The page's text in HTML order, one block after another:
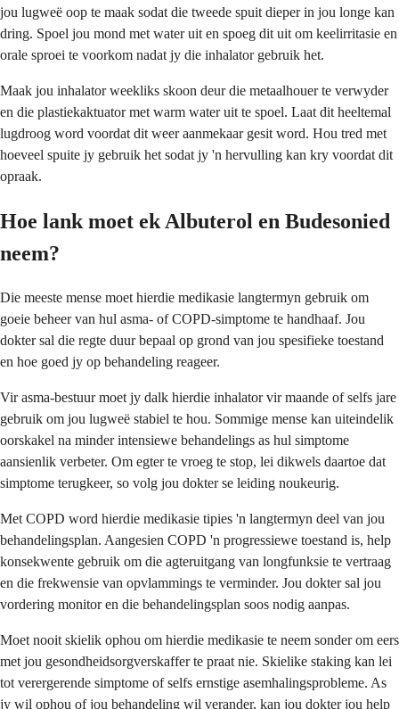
jou lugweë oop te maak sodat die tweede spuit dieper in jou longe kan
dring. Spoel jou mond met water uit en spoeg dit uit om keelirritasie en
orale sproei te voorkom nadat jy die inhalator gebruik het.
Maak jou inhalator weekliks skoon deur die metaalhouer te verwyder
en die plastiekaktuator met warm water uit te spoel. Laat dit heeltemal
lugdroog word voordat dit weer aanmekaar gesit word. Hou tred met
hoeveel spuite jy gebruik het sodat jy 'n hervulling kan kry voordat dit
opraak.
Hoe lank moet ek Albuterol en Budesonied
neem?
Die meeste mense moet hierdie medikasie langtermyn gebruik om
goeie beheer van hul asma- of COPD-simptome te handhaaf. Jou
dokter sal die regte duur bepaal op grond van jou spesifieke toestand
en hoe goed jy op behandeling reageer.
Vir asma-bestuur moet jy dalk hierdie inhalator vir maande of selfs jare
gebruik om jou lugweë stabiel te hou. Sommige mense kan uiteindelik
oorskakel na minder intensiewe behandelings as hul simptome
aansienlik verbeter. Om egter te vroeg te stop, lei dikwels daartoe dat
simptome terugkeer, so volg jou dokter se leiding noukeurig.
Met COPD word hierdie medikasie tipies 'n langtermyn deel van jou
behandelingsplan. Aangesien COPD 'n progressiewe toestand is, help
konsekwente gebruik om die agteruitgang van longfunksie te vertraag
en die frekwensie van opvlammings te verminder. Jou dokter sal jou
vordering monitor en die behandelingsplan soos nodig aanpas.
Moet nooit skielik ophou om hierdie medikasie te neem sonder om eers
met jou gesondheidsorgverskaffer te praat nie. Skielike staking kan lei
tot verergerende simptome of selfs ernstige asemhalingsprobleme. As
jy wil ophou of jou behandeling wil verander, kan jou dokter jou help